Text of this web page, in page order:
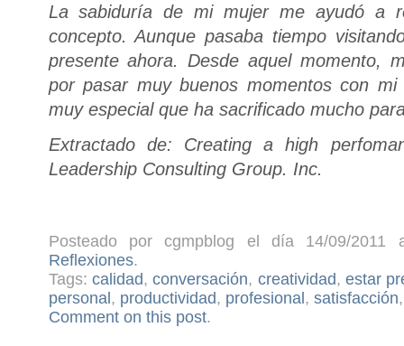
La sabiduría de mi mujer me ayudó a
concepto. Aunque pasaba tiempo
presente ahora. Desde aquel momento,
por pasar muy buenos momentos con
muy especial que ha sacrificado mucho
Extractado de: Creating a high
Leadership Consulting Group. Inc.
Posteado por cgmpblog el día 14/09/
Reflexiones.
Tags: calidad,conversación, creatividad, estar
personal , productividad, profesional , satisfacción
Comment on this post.